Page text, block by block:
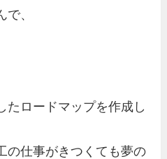
、
たロードマップを作成し
の仕事がきつくても夢の